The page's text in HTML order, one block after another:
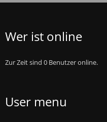
Wer ist online
Zur Zeit sind 0 Benutzer online.
User menu